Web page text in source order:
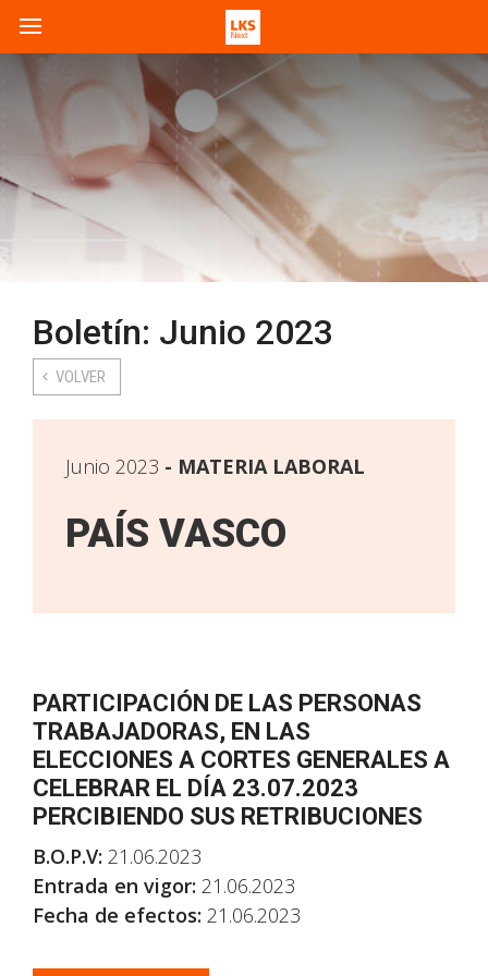
Boletín: Junio 2023
VOLVER
Junio 2023 MATERIA LABORAL
PAÍS VASCO
PARTICIPACIÓN DE LAS PERSONAS
TRABAJADORAS, EN LAS
ELECCIONES A CORTES GENERALES A
CELEBRAR EL DÍA 23.07.2023
PERCIBIENDO SUS RETRIBUCIONES
B.O.P.V: 21.06.2023
Entrada en vigor: 21.06.2023
Fecha de efectos: 21.06.2023